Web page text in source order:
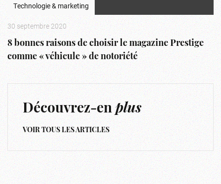
Technologie & marketing
30 septembre 2020
8 bonnes raisons de choisir le magazine Prestige
comme « véhicule » de notoriété
Découvrez-enplus
VOIR TOUS LES ARTICLES